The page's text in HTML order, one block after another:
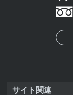
サイト関連